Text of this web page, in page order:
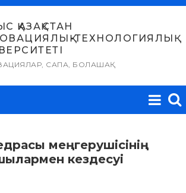
ҚАЗАҚСТАН
ТЕХНОЛОГИЯЛЫҚ
САПА, БОЛАШАҚ
меңгерушісінің
кездесуі